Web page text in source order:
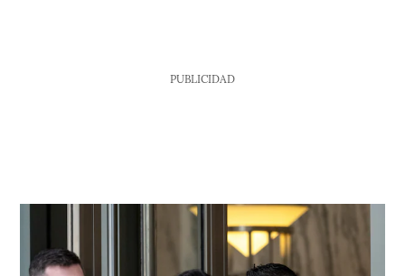
PUBLICIDAD